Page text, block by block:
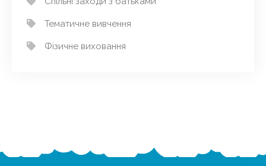
Тематичне вивчення
Фізичне виховання